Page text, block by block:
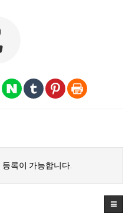
록이 가능합니다.